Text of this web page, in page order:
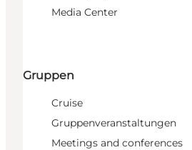
Media Center
Gruppen
Cruise
Gruppenveranstaltungen
Meetings and conferences